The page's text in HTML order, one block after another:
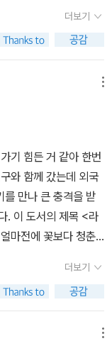
여행의 실질적인 도
동 수단도 정리되어
전도를 비롯해 주요
수록되어 있으니 이
것 같다는 든든함이
이 있다면 이 책을 라
에게 적합한 여행지로
먼저 라오스를 여행
자의 취향을 저격하
오스, 에코 라오스), 여
라오스, 9박 10일 라
낭여행), 라오스에
오스 맛봐야 할 것
핑 아이템), 라오스 언
면 좋은 라오스 상식
. 가이드가 있는 여행
랴 정신이 없기도 하
면 여행지에서는 훨
이의 의견만을 듣고
만들기 위해 확인
배낭여행을 계획하고
하기를 권합니다. <
가 직접 발로 뛰며
이 내세운 두 가지 원
적인 호불호도 존재
다는 점. 스타일별
춰 여행 코스를 골
인한 우리 부부는 신
고 심심하기만 할 것
. 하지만 다녀오고 나
는 휴식을 위한 코스
여행을 가게 된다면
스 코스를 선택하리
메콩 강변에는 흰색
럽인들로 가득하다
이를 맛보고 방비엥
한 잔 하는 것도 강
자와 뒤늦게 라오스
제가 자주 가기도 하
도 운영하고 있다고
각이 듭니다^^ 라오
코스라는 말보다 스타
?힐링 라오스편에서
. 컬쳐 라오스에서는
행코스, 에코 라오스
느낄 수 있는 코스네
이 나온 것도 셀프트
도 있지만 15일 정도
눈여겨 보면 좋을 듯
는 라오스의 관광지
정말 눈에 뜨이네
을 어디에서 해볼 수
더보기
기 힘든 거 같아 한번
와 함께 갔는데 외국
를 만나 큰 충격을 받
. 이 도서의 제목 <라
마전에 꽃보다 청춘
같다는 느낌이 팍팍
이든 해외에선 참 힘
있는 많은 정보들에 집
. 다가오는 휴가철
더보기